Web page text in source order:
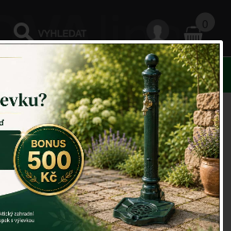
0
KATEGORIE
->Zahradní doplňky->Držák na